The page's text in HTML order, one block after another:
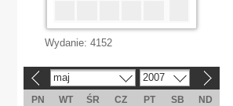
Wydanie: 4152
maj 2007
PN WT ŚR CZ PT SB
ND